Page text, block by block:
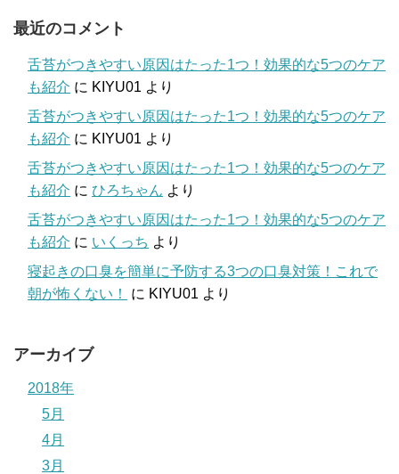
最近のコメント
舌苔がつきやすい原因はたった1つ！効果的な5つのケア
も紹介 に KIYU01 より
舌苔がつきやすい原因はたった1つ！効果的な5つのケア
も紹介 に KIYU01 より
舌苔がつきやすい原因はたった1つ！効果的な5つのケア
も紹介 に ひろちゃん より
舌苔がつきやすい原因はたった1つ！効果的な5つのケア
も紹介 に いくっち より
寝起きの口臭を簡単に予防する3つの口臭対策！これで
朝が怖くない！
に KIYU01 より
アーカイブ
2018年
5月
4月
3月